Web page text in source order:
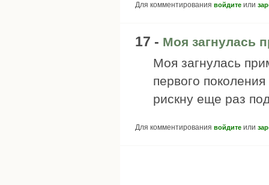
Для комментирования войдите или
17 - Моя загнулась
Моя загнулась
первого
рискну еще раз
Для комментирования войдите или